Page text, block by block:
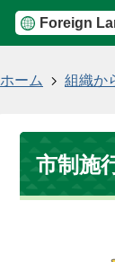
Foreign
ホーム 組織か
市制施